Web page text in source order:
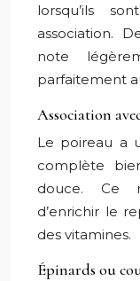
lorsqu’ils
association.
note
parfaitement
Association
Le poireau a
complète
douce. Ce
d’enrichir le
des vitamines.
Épinards ou